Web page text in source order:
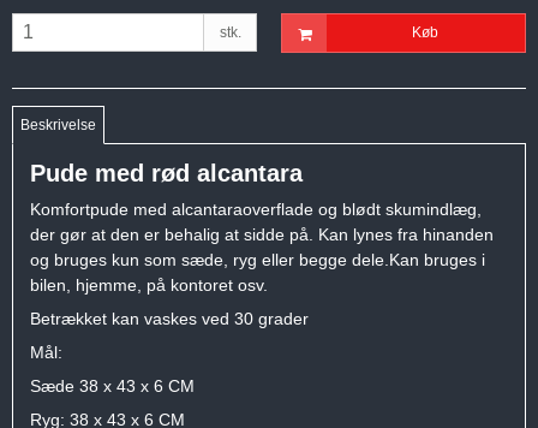
stk. Køb
Beskrivelse
Pude med rød alcantara
Komfortpude med alcantaraoverflade og blødt skumindlæg,
der gør at den er behalig at sidde på. Kan lynes fra hinanden
og bruges kun som sæde, ryg eller begge dele.Kan bruges i
bilen, hjemme, på kontoret osv.
Betrækket kan vaskes ved 30 grader
Mål:
Sæde 38 x 43 x 6 CM
Ryg: 38 x 43 x 6 CM